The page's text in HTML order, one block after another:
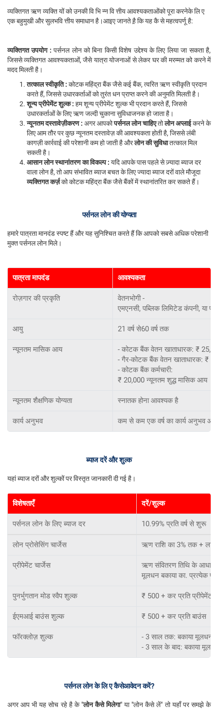
व्यक्तिगत ऋण व्यक्ति यों को उनकी वि भि न्न वि त्तीय आवश्यकताओंको पूरा करनेके लि ए
एक बहुमुखी और सुलभवि त्तीय समाधान है।आइए जानते ह़ै कि यह कै से महत्वपर्णू है:
व्यक्तिगत उपयोग : पर्सनल लोन को बिना किसी विशेष उद्देश्य के लिए लिया जा सकता है,
जिससे व्यक्तिगत आवश्यकताओं, जैसे यात्रा योजनाओं से लेकर घर की मरम्मत को करने में
मदद मिलती है।
तत्काल स्वीकृति : कोटक महिंद्रा बैंक जैसे कई बैंक, त्वरित ऋण स्वीकृति प्रदान
करते हैं, जिससे उधारकर्ताओं को तुरंत धन प्राप्त करने की अनुमति मिलती है।
शून्य प्रीपेमेंट शुल्क : हम शून्य प्रीपेमेंट शुल्क भी प्रदान करते हैं, जिससे
उधारकर्ताओं के लिए ऋण जल्दी चुकाना सुविधाजनक हो जाता है।
न्यूनतम दस्तावेज़ीकरण : अगर आपकोपर्सनल लोन चाहिएतोलोन अप्लाईकरने के
लिए आम तौर पर कुछ न्यूनतम दस्तावेज़ की आवश्यकता होती है, जिससे लंबी
कागज़ी कार्रवाई की परेशानी कम हो जाती है औरलोन की सुविधातत्काल मिल
सकती है।
आसान लोन स्थानांतरण का विकल्प : यदि आपके पास पहले से ज़्यादा ब्याज दर
वाला लोन है, तो आप संभावित ब्याज बचत के लिए ज्यादा ब्याज दरों वाले मौजूदा
व्यक्तिगत कर्ज़को कोटक महिंद्रा बैंक जैसे बैंकों में स्थानांतरित कर सकते हैं।
पर्सनल लोन की योग्यता
हमारे पात्रता मानदंड स्पष्ट हैं और यह सुनिश्चित करते हैं कि आपको सबसे अधिक परेशानी
मुक्त पर्सनल लोन मिले।
पात्रता मापदंड आवश्यकता
रोज़गार की प्रकृति
वेतनभोगी -
एमएनसी, पब्लिक लिमिटेड कंपनी, या
आयु 21 वर्ष से60 वर्ष तक
न्यूनतम मासिक आय
- कोटक बैंक वेतन खाताधारक: ₹
- गैर-कोटक बैंक वेतन खाताधारक: ₹
- कोटक बैंक कर्मचारी:
₹ 20,000 न्यूनतम शुद्ध मासिक आय
न्यूनतम शैक्षणिक योग्यता स्नातक होना आवश्यक है
कार्य अनुभव कम से कम एक वर्ष का कार्य अनुभव
ब्याज दरें और शुल्क
यहां ब्याज दरों और शुल्कों पर विस्तृत जानकारी दी गई है।
विशेषताएँ दरें/शुल्क
पर्सनल लोन के लिए ब्याज दर 10.99% प्रति वर्ष से शुरू
लोन प्रोसेसिंग चार्जेस ऋण राशि का 3% तक +
प्रीपेमेंट चार्जेस
ऋण संवितरण तिथि के आधार
मूलधन बकाया का. प्रत्येक
पुनर्भुगतान मोड स्वैप शुल्क ₹ 500 + कर प्रति प्रीपेमेंट
ईएमआई बाउंस शुल्क ₹ 500 + कर प्रति बाउंस
फॉरक्लोज़ शुल्क
- 3 साल तक: बकाया मूलधन
- 3 साल के बाद: बकाया
पर्सनल लोन के लि ए कैसेआवेदन करें?
अगर आप भी यह सोच रहे है के "लोन कैसे मिलेगा" या "लोन कैसे लें" तो यहाँ पर समझे के